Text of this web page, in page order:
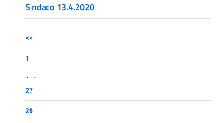
Sindaco 13.4.2020
<<
1
...
27
28